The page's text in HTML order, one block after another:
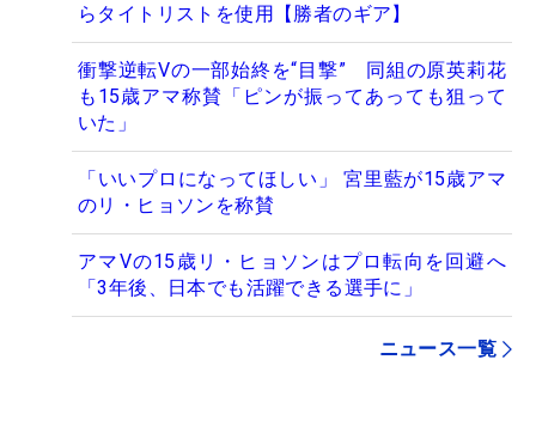
らタイトリストを使用【勝者のギア】
衝撃逆転Vの一部始終を“目撃” 同組の原英莉花
も15歳アマ称賛「ピンが振ってあっても狙って
いた」
「いいプロになってほしい」 宮里藍が15歳アマ
のリ・ヒョソンを称賛
アマVの15歳リ・ヒョソンはプロ転向を回避へ
「3年後、日本でも活躍できる選手に」
ニュース一覧